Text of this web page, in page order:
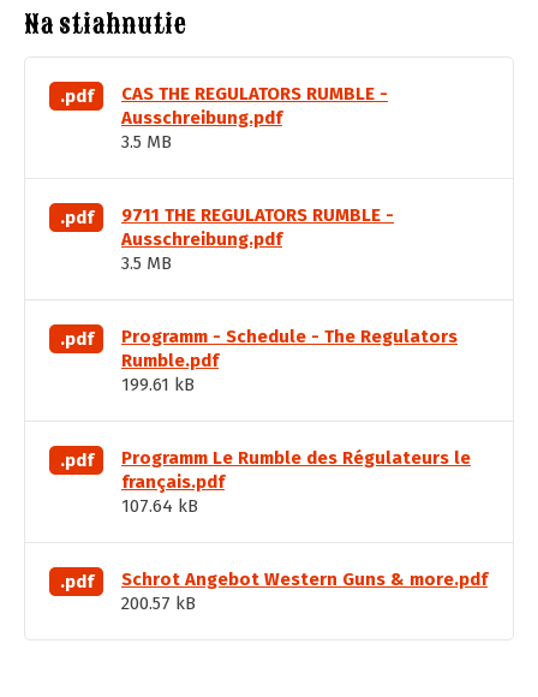
Na stiahnutie
.pdf
CAS THE REGULATORS RUMBLE -
Ausschreibung.pdf
3.5 MB
.pdf
9711 THE REGULATORS RUMBLE -
Ausschreibung.pdf
3.5 MB
.pdf
Programm - Schedule - The Regulators
Rumble.pdf
199.61 kB
.pdf
Programm Le Rumble des Régulateurs le
français.pdf
107.64 kB
.pdf
Schrot Angebot Western Guns & more.pdf
200.57 kB